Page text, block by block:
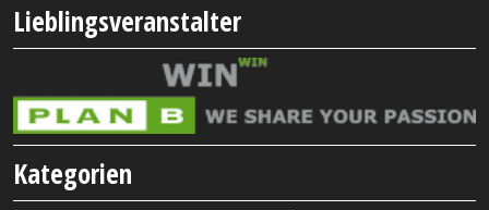
Lieblingsveranstalter
Kategorien